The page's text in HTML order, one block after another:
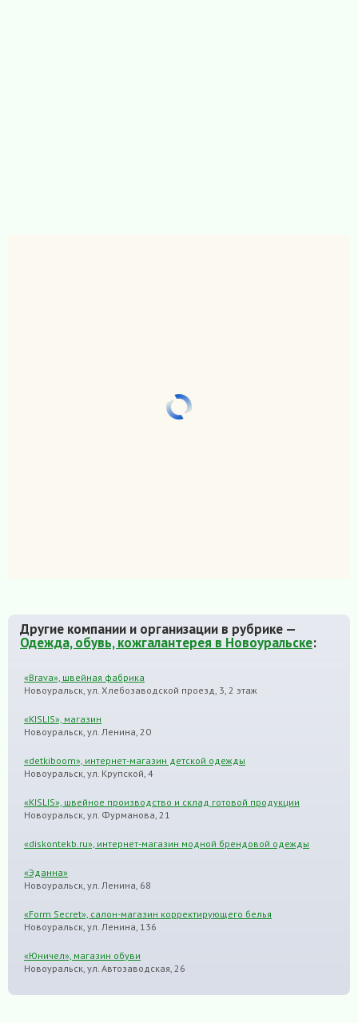
Другие компании и организации в рубрике —
Одежда, обувь, кожгалантерея в Новоуральске:
«Brava», швейная фабрика
Новоуральск, ул. Хлебозаводской проезд, 3, 2 этаж
«KISLIS», магазин
Новоуральск, ул. Ленина, 20
«detkiboom», интернет-магазин детской одежды
Новоуральск, ул. Крупской, 4
«KISLIS», швейное производство и склад готовой продукции
Новоуральск, ул. Фурманова, 21
«diskontekb.ru», интернет-магазин модной брендовой одежды
«Эданна»
Новоуральск, ул. Ленина, 68
«Form Secret», салон-магазин корректирующего белья
Новоуральск, ул. Ленина, 136
«Юничел», магазин обуви
Новоуральск, ул. Автозаводская, 26